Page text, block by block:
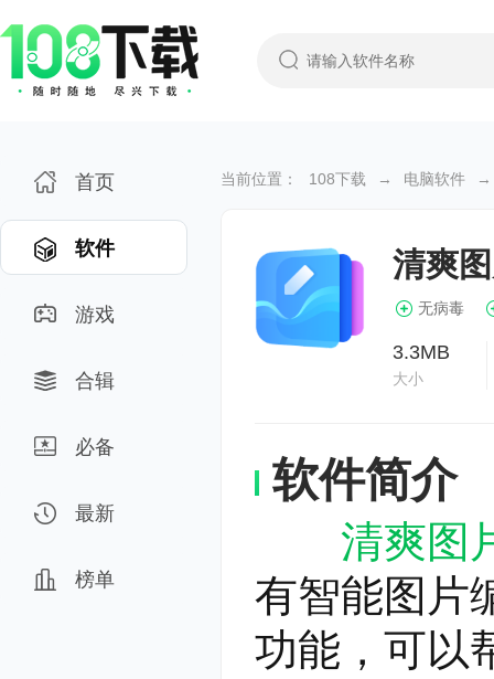
首页
软件
游戏
合辑
必备
最新
榜单
当前位置： 108下载 → 电脑软件 →
清爽
无病毒
3.3MB
大小
软件简介
清爽图
有智能图片
功能，可以